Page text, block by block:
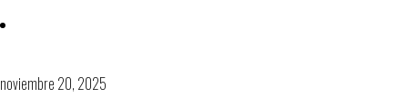
noviembre 20, 2025